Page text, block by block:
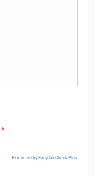
*
Protected by EasyCalcCheck Plus